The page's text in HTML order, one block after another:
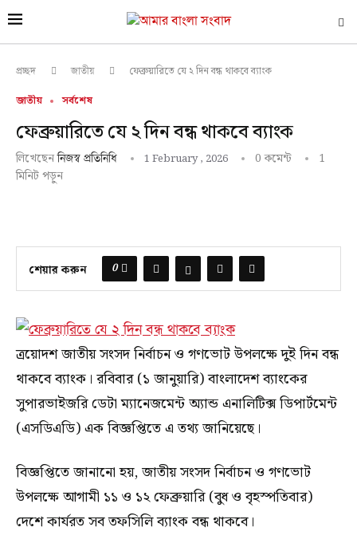
প্রচ্ছদ জাতীয় ফেব্রুয়ারিতে যে ২ দিন বন্ধ থাকবে ব্যাংক
জাতীয় সর্বশেষ
ফেব্রুয়ারিতে যে ২ দিন বন্ধ থাকবে ব্যাংক
লিখেছেননিজস্ব প্রতিনিধি 1 February , 2026 0 কমেন্ট
1
মিনিট পড়ুন
শেয়ার করুন 0
ত্রয়োদশ জাতীয় সংসদ নির্বাচন ও গণভোট উপলক্ষে দুই দিন বন্ধ
থাকবে ব্যাংক। রবিবার (১ জানুয়ারি) বাংলাদেশ ব্যাংকের
সুপারভাইজরি ডেটা ম্যানেজমেন্ট অ্যান্ড এনালিটিক্স ডিপার্টমেন্ট
(এসডিএডি) এক বিজ্ঞপ্তিতে এ তথ্য জানিয়েছে।
বিজ্ঞপ্তিতে জানানো হয়, জাতীয় সংসদ নির্বাচন ও গণভোট
উপলক্ষে আগামী ১১ ও ১২ ফেব্রুয়ারি (বুধ ও বৃহস্পতিবার)
দেশে কার্যরত সব তফসিলি ব্যাংক বন্ধ থাকবে।